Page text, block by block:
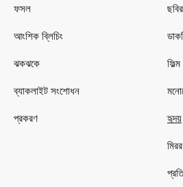
ফসল
আংশিক ব্লিচিং
ঝকঝকে
ব্যাকলাইট সংশোধন
প্রকরণ
ফিল্ম
হৃদয়